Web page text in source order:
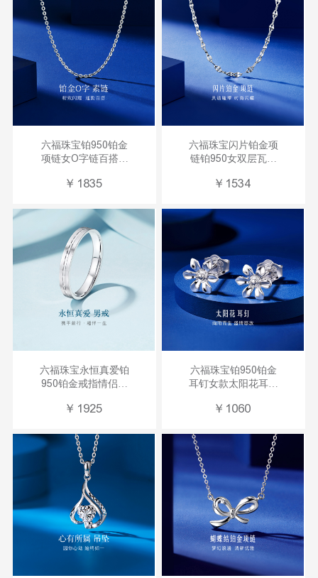
六福珠宝铂950铂金
项链女O字链百搭素
A03TBPN0004
￥ 1835
六福珠宝闪片铂金项
链铂950女双层瓦片
L19TBPN0003
￥ 1534
六福珠宝永恒真爱铂
950铂金戒指情侣男
F63TBPR0007
￥ 1925
六福珠宝铂950铂金
耳钉女款太阳花耳饰
HIPTBE0002
￥ 1060